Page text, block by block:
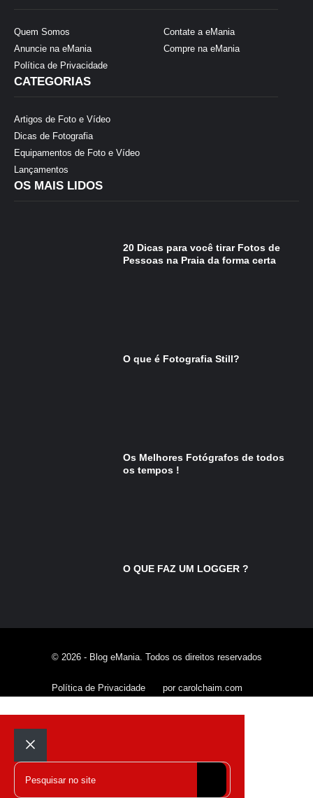
Quem Somos
Anuncie na eMania
Política de Privacidade
Contate a eMania
Compre na eMania
CATEGORIAS
Artigos de Foto e Vídeo
Dicas de Fotografia
Equipamentos de Foto e Vídeo
Lançamentos
OS MAIS LIDOS
20 Dicas para você tirar Fotos de
Pessoas na Praia da forma certa
O que é Fotografia Still?
Os Melhores Fotógrafos de todos
os tempos !
O QUE FAZ UM LOGGER ?
© 2026 - Blog eMania. Todos os direitos reservados
Política de Privacidade por carolchaim.com
Fechar
Pesquisar